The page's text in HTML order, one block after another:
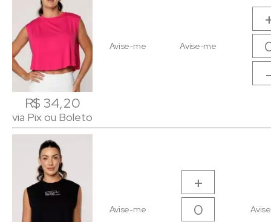
R$ 34,20
via Pix ou Boleto
Avise-me Avise-me
Avise-me
+
R$ 34,20
via Pix ou Boleto